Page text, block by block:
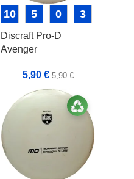
10 5 0 3
Discraft Pro-D
Avenger
5,90 € 5,90 €